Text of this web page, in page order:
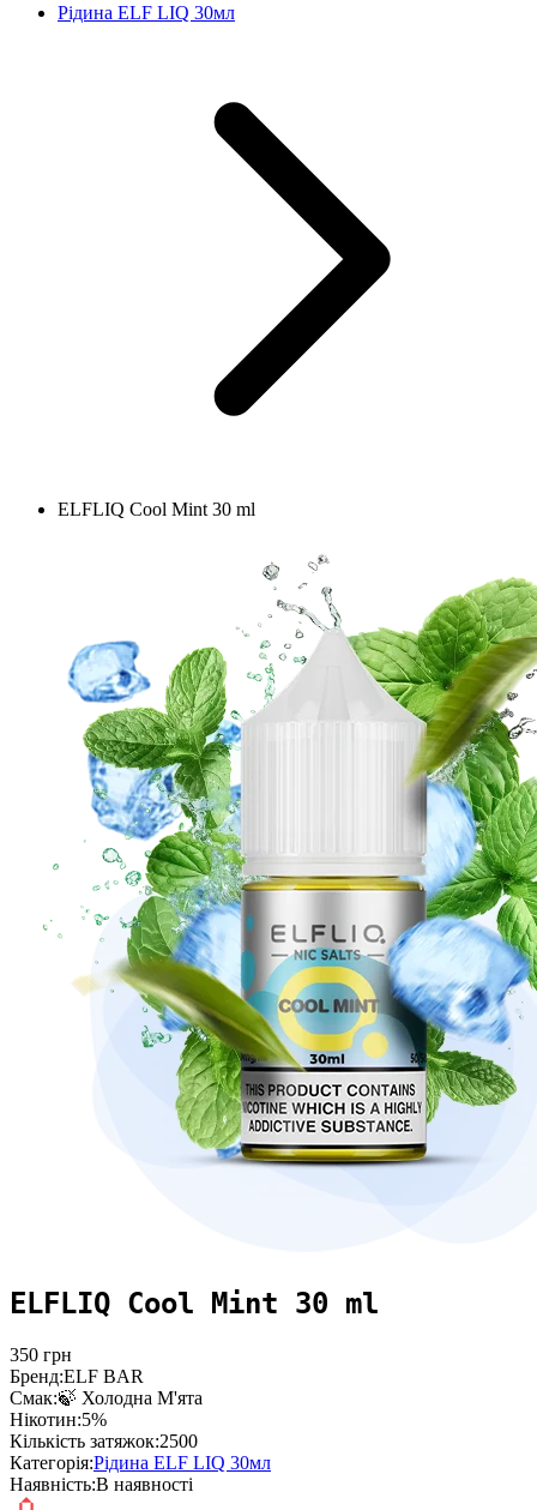
Рідина ELF LIQ 30мл
ELFLIQ Cool Mint 30 ml
ELFLIQ Cool Mint 30 ml
350 грн
Бренд:ELF BAR
Смак:🍃 Холодна М'ята
Нікотин:5%
Кількість затяжок:2500
Категорія:Рідина ELF LIQ 30мл
Наявність:В наявності